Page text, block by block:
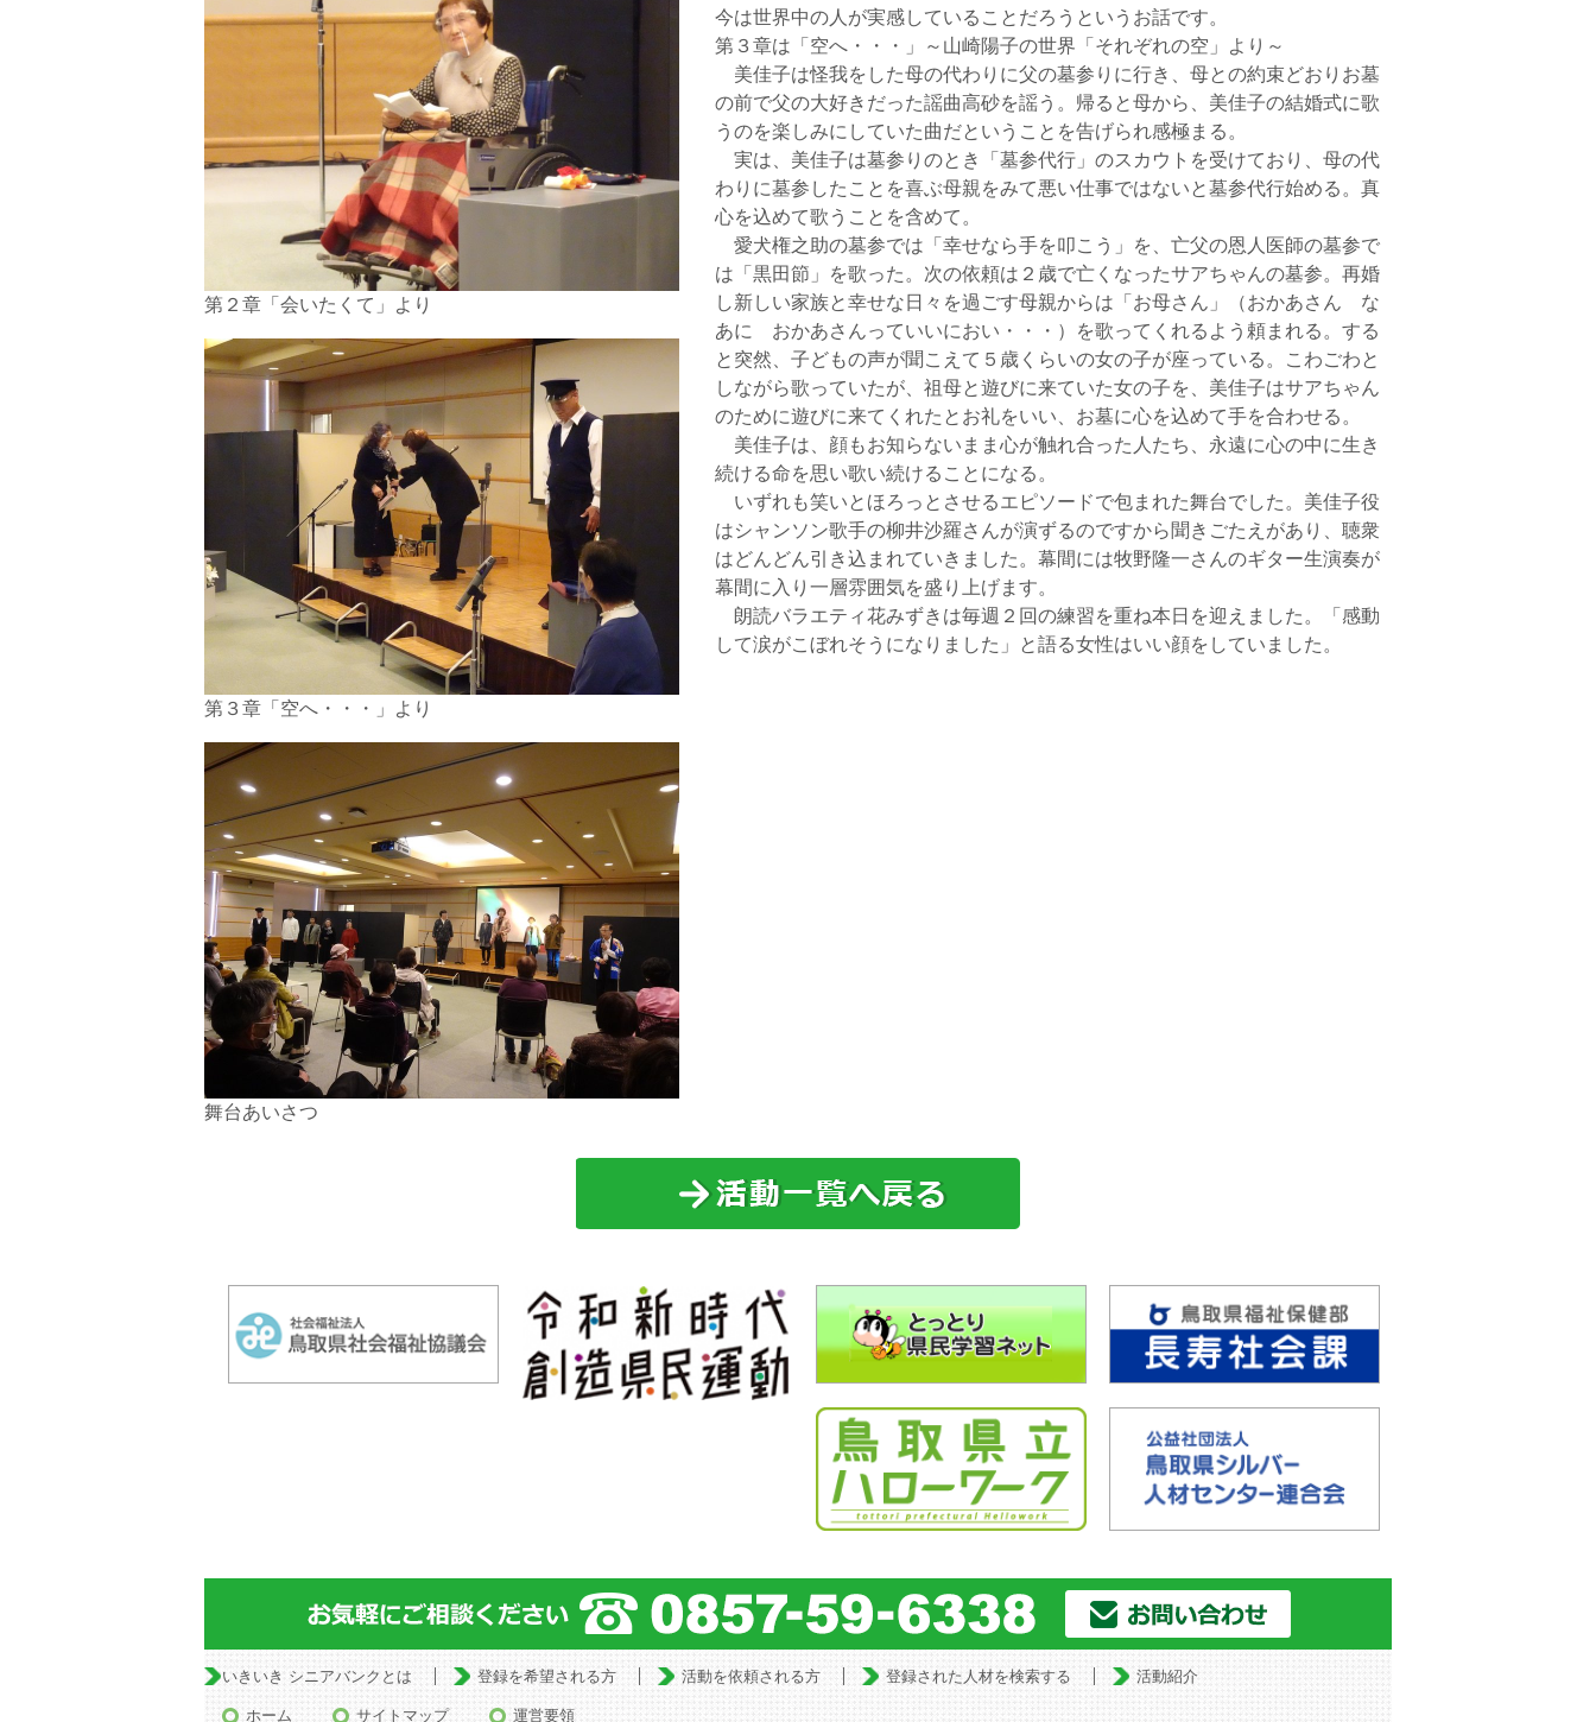
今は世界中の人が実感していることだろうというお話です。
第３章は「空へ・・・」～山崎陽子の世界「それぞれの空」より～
美佳子は怪我をした母の代わりに父の墓参りに行き、母との約束どおりお墓
の前で父の大好きだった謡曲高砂を謡う。帰ると母から、美佳子の結婚式に歌
うのを楽しみにしていた曲だということを告げられ感極まる。
実は、美佳子は墓参りのとき「墓参代行」のスカウトを受けており、母の代
わりに墓参したことを喜ぶ母親をみて悪い仕事ではないと墓参代行始める。真
心を込めて歌うことを含めて。
愛犬権之助の墓参では「幸せなら手を叩こう」を、亡父の恩人医師の墓参で
は「黒田節」を歌った。次の依頼は２歳で亡くなったサアちゃんの墓参。再婚
し新しい家族と幸せな日々を過ごす母親からは「お母さん」（おかあさん な
あに おかあさんっていいにおい・・・）を歌ってくれるよう頼まれる。する
と突然、子どもの声が聞こえて５歳くらいの女の子が座っている。こわごわと
しながら歌っていたが、祖母と遊びに来ていた女の子を、美佳子はサアちゃん
のために遊びに来てくれたとお礼をいい、お墓に心を込めて手を合わせる。
美佳子は、顔もお知らないまま心が触れ合った人たち、永遠に心の中に生き
続ける命を思い歌い続けることになる。
いずれも笑いとほろっとさせるエピソードで包まれた舞台でした。美佳子役
はシャンソン歌手の柳井沙羅さんが演ずるのですから聞きごたえがあり、聴衆
はどんどん引き込まれていきました。幕間には牧野隆一さんのギター生演奏が
幕間に入り一層雰囲気を盛り上げます。
朗読バラエティ花みずきは毎週２回の練習を重ね本日を迎えました。「感動
して涙がこぼれそうになりました」と語る女性はいい顔をしていました。
第２章「会いたくて」より
第３章「空へ・・・」より
舞台あいさつ
いきいき シニアバンクとは 登録を希望される方 活動を依頼される方 登録された人材を検索する 活動紹介
ホーム サイトマップ 運営要領